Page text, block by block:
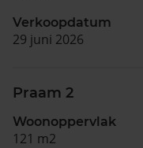
Verkoopdatum
29 juni 2026
Praam 2
Woonoppervlak
121 m2